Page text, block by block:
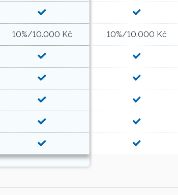
10%/10.000 Kč 10%/10.000 Kč